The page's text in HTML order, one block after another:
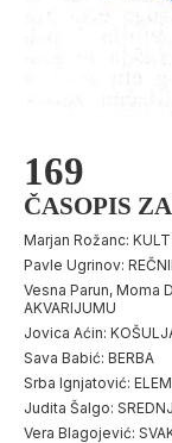
169
ČASOPIS
Marjan Rožanc: KULT
Pavle Ugrinov:
Vesna Parun, Moma
AKVARIJUMU
Jovica Aćin:
Sava Babić: BERBA
Srba Ignjatović:
Judita Šalgo:
Vera Blagojević: